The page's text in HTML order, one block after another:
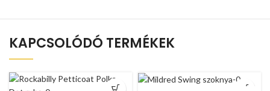
KAPCSOLÓDÓ TERMÉKEK